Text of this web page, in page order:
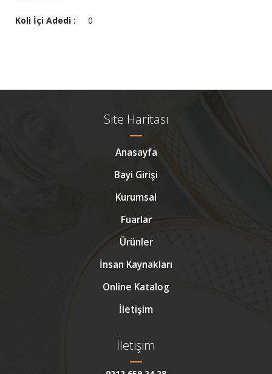
Koli İçi Adedi : 0
Site Haritası
Anasayfa
Bayi Girişi
Kurumsal
Fuarlar
Ürünler
İnsan Kaynakları
Online Katalog
İletişim
İletişim